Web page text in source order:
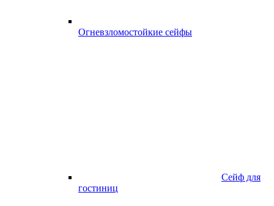
Огневзломостойкие сейфы
Сейф для
гостиниц